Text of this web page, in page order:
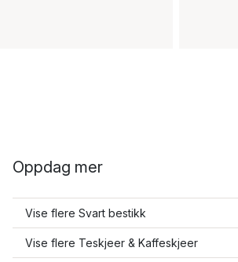
Oppdag mer
Vise flere Svart bestikk
Vise flere Teskjeer & Kaffeskjeer